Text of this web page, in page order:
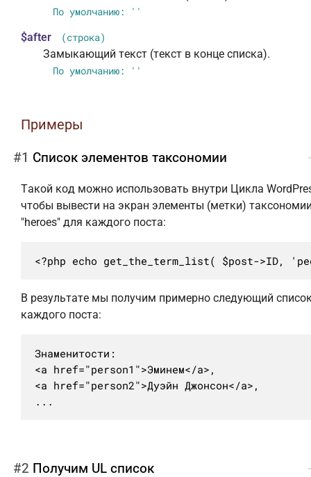
По умолчанию: ''
$after (строка)
Замыкающий текст (текст в конце списка).
По умолчанию: ''
Примеры
#1 Список элементов таксономии
Такой код можно использовать внутри Цикла
чтобы вывести на экран элементы (метки)
"heroes" для каждого поста:
<?php echo get_the_term_list( $post-
В результате мы получим примерно следующий
каждого поста:
Знаменитости:
<a href="person1">Эминем</a>,
<a href="person2">Дуэйн Джонсон</a>,
...
#2 Получим UL список